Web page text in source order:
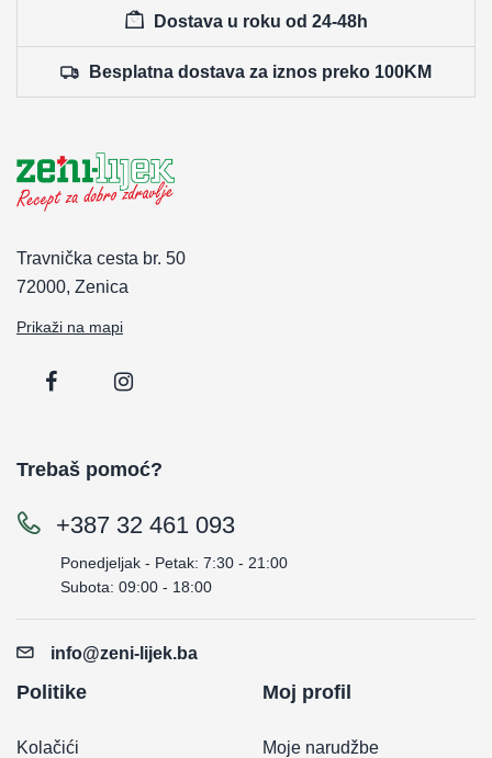
Dostava u roku od 24-48h
Besplatna dostava za iznos preko 100KM
Travnička cesta br. 50
72000, Zenica
Prikaži na mapi
Trebaš pomoć?
+387 32 461 093
Ponedjeljak - Petak: 7:30 - 21:00
Subota: 09:00 - 18:00
info@zeni-lijek.ba
Politike
Kolačići
Moj profil
Moje narudžbe